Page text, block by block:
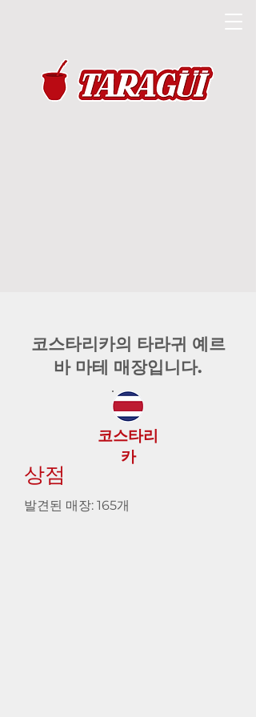
코스타리카의 타라귀 예르
바 마테 매장입니다.
코스타리
카
상점
발견된 매장: 165개